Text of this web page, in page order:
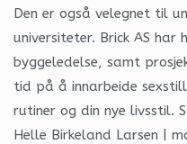
Den er også velegnet til
universiteter. Brick AS
byggeledelse, samt
tid på å innarbeide
rutiner og din nye livsstil.
Helle Birkeland Larsen |